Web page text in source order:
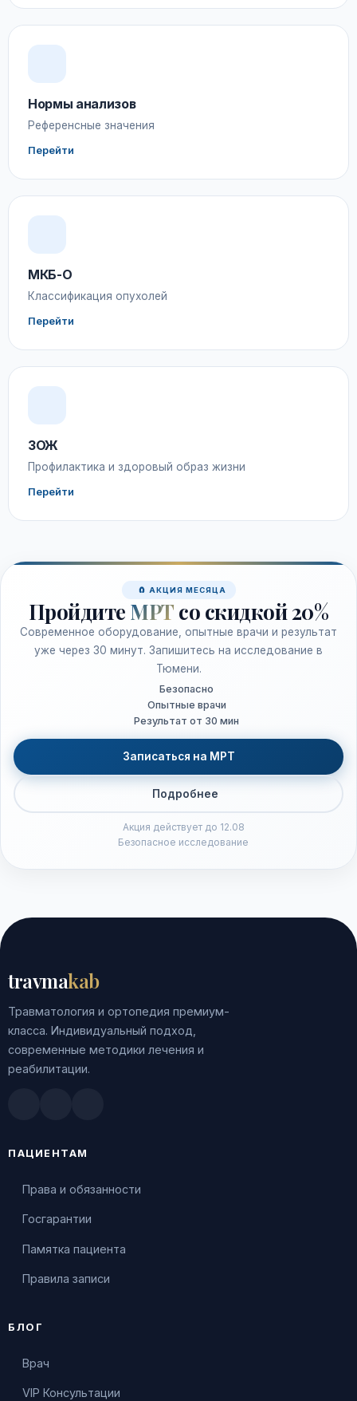
Нормы анализов
Референсные значения
Перейти
МКБ-О
Классификация опухолей
Перейти
ЗОЖ
Профилактика и здоровый образ жизни
Перейти
🧲 АКЦИЯ МЕСЯЦА
Пройдите МРТ со скидкой 20%
Современное оборудование, опытные врачи и результат
уже через 30 минут. Запишитесь на исследование в
Тюмени.
Безопасно
Опытные врачи
Результат от 30 мин
Записаться на МРТ
Подробнее
Акция действует до 12.08
Безопасное исследование
travmakab
Травматология и ортопедия премиум-
класса. Индивидуальный подход,
современные методики лечения и
реабилитации.
ПАЦИЕНТАМ
Права и обязанности
Госгарантии
Памятка пациента
Правила записи
БЛОГ
Врач
VIP Консультации